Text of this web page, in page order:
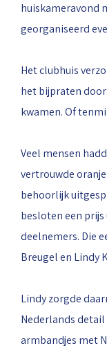
huiskameravond
georganiseerd
Het clubhuis
het bijpraten
kwamen. Of
Veel mensen
vertrouwde
behoorlijk
besloten een
deelnemers. Die
Breugel en Lindy
Lindy zorgde
Nederlands
armbandjes met